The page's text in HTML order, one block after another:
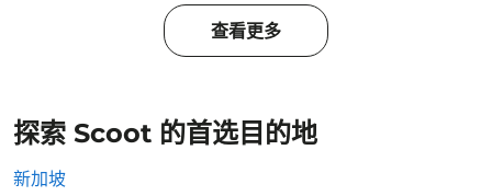
查看更多
探索 Scoot 的首选目的地
新加坡